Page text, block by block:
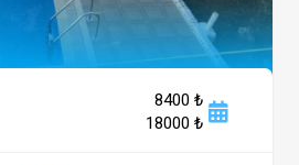
8400 ₺
18000 ₺